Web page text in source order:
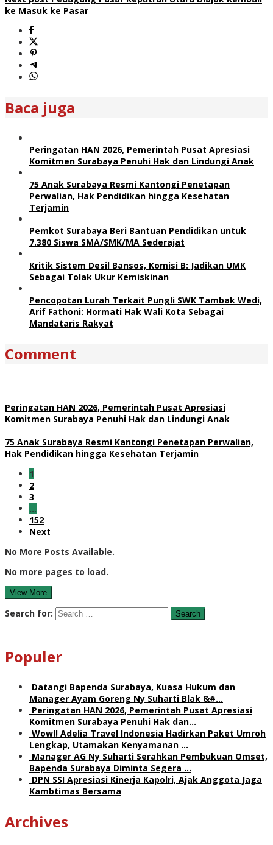
ke Masuk ke Pasar
Baca juga
Peringatan HAN 2026, Pemerintah Pusat Apresiasi
Komitmen Surabaya Penuhi Hak dan Lindungi Anak
75 Anak Surabaya Resmi Kantongi Penetapan
Perwalian, Hak Pendidikan hingga Kesehatan
Terjamin
Pemkot Surabaya Beri Bantuan Pendidikan untuk
7.380 Siswa SMA/SMK/MA Sederajat
Kritik Sistem Desil Bansos, Komisi B: Jadikan UMK
Sebagai Tolak Ukur Kemiskinan
Pencopotan Lurah Terkait Pungli SWK Tambak Wedi,
Arif Fathoni: Hormati Hak Wali Kota Sebagai
Mandataris Rakyat
Comment
Peringatan HAN 2026, Pemerintah Pusat Apresiasi
Komitmen Surabaya Penuhi Hak dan Lindungi Anak
75 Anak Surabaya Resmi Kantongi Penetapan Perwalian,
Hak Pendidikan hingga Kesehatan Terjamin
1
2
3
…
152
Next
No More Posts Available.
No more pages to load.
View More
Search for:
Populer
Datangi Bapenda Surabaya, Kuasa Hukum dan
Manager Ayam Goreng Ny Suharti Blak &#…
Peringatan HAN 2026, Pemerintah Pusat Apresiasi
Komitmen Surabaya Penuhi Hak dan…
Wow!! Adelia Travel Indonesia Hadirkan Paket Umroh
Lengkap, Utamakan Kenyamanan …
Manager AG Ny Suharti Serahkan Pembukuan Omset,
Bapenda Surabaya Diminta Segera …
DPN SSI Apresiasi Kinerja Kapolri, Ajak Anggota Jaga
Kambtimas Bersama
Archives